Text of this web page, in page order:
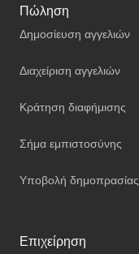
Πώληση
Δημοσίευση αγγελιών
Διαχείριση αγγελιών
Κράτηση διαφήμισης
Σήμα εμπιστοσύνης
Υποβολή δημοπρασίας
Επιχείρηση